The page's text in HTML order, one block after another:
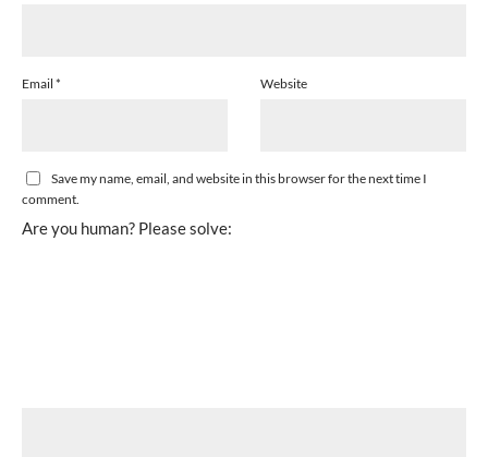
Email * Website
Save my name, email, and website in this browser for the next time I
comment.
Are you human? Please solve: